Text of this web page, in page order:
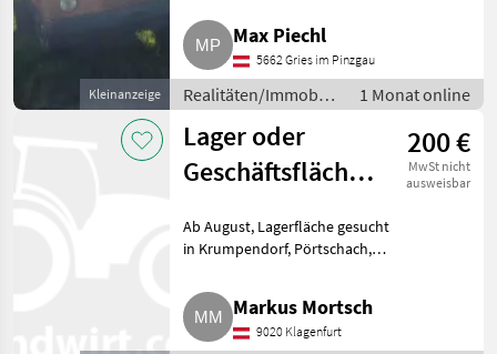
Kleinanzeige
Realitäten/Immobilien Sonstige
ImmobilienMax Piechl
5662 Gries im Pinzgau
Realitäten/Immobilien
/ Sonstige
Immobilien
1 Monat online
Lager oder
Geschäftsfläche
200 €
MwSt nicht
ausweisbar
Ab August, Lagerfläche gesucht
in Krumpendorf, Pörtschach,
aufgelassenes Geschäftslokal
oder Lagerfläche. Absolut
trocken und leicht erreic
Markus Mortsch
9020 Klagenfurt